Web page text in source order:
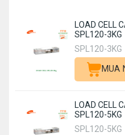
LOAD CELL
SPL120-3KG
SPL120-3KG
MUA
LOAD CELL
SPL120-5KG
SPL120-5KG